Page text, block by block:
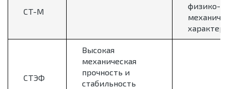
СТ-М
физико-
СТЭФ
Высокая
механическая
прочность и
стабильность